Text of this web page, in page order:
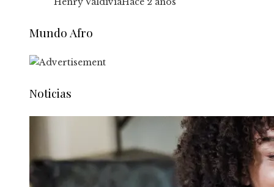
Mundo Afro
Noticias